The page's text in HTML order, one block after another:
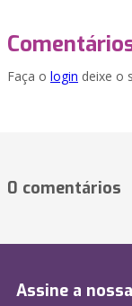
Faça o login deixe o
0 comentários
Assine a